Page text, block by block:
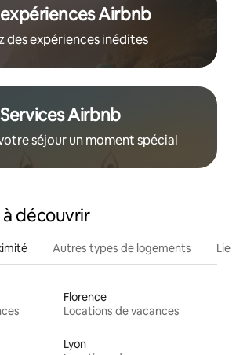
Airbnb
des expériences inédites
Services Airbnb
séjour un moment spécial
découvrir
Autres types de logements
Florence
Locations de vacances
Lyon